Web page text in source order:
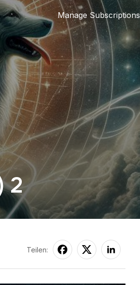
Manage Subscriptions
2
Teilen: